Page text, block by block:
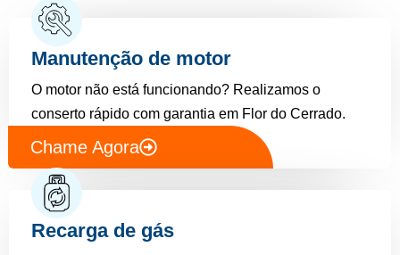
Manutenção de motor
O motor não está funcionando? Realizamos o
conserto rápido com garantia em Flor do Cerrado.
Chame Agora
Recarga de gás